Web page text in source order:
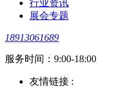
行业资讯
展会专题
18913061689
服务时间：9:00-18:00
友情链接 :